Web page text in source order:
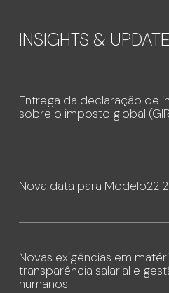
INSIGHTS &
Entrega da declaração de
sobre o imposto global
Nova data para Modelo22
Novas exigências em
transparência salarial e
humanos